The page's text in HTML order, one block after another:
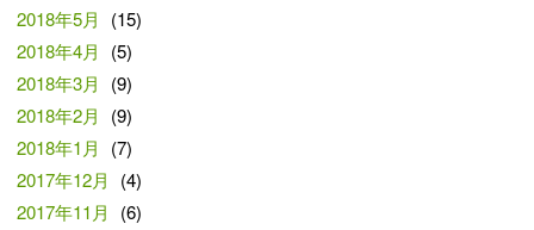
2018年5月
(15)
2018年4月
(5)
2018年3月
(9)
2018年2月
(9)
2018年1月
(7)
2017年12月
(4)
2017年11月
(6)